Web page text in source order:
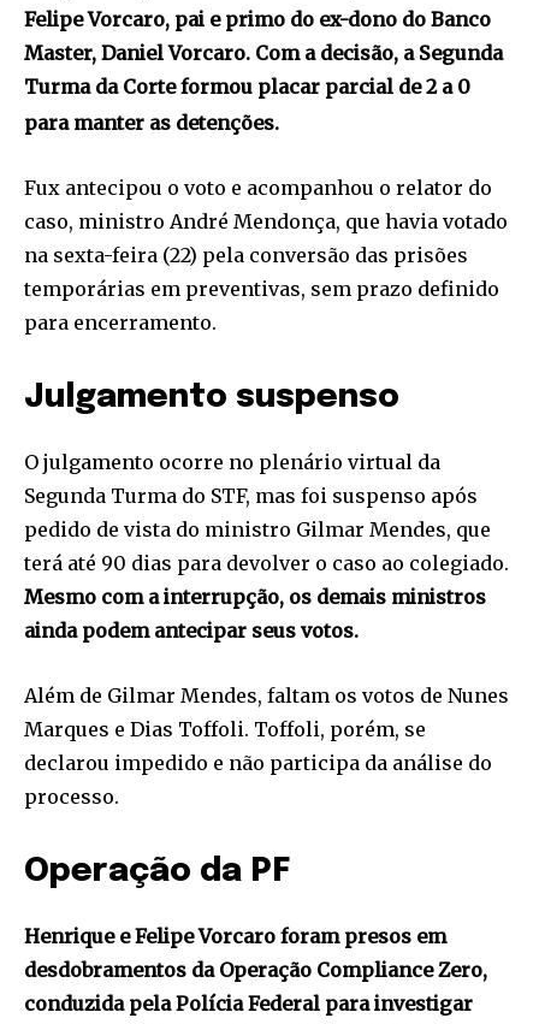
Felipe Vorcaro, pai e primo do ex-dono do Banco
Master, Daniel Vorcaro. Com a decisão, a Segunda
Turma da Corte formou placar parcial de 2 a 0
para manter as detenções.
Fux antecipou o voto e acompanhou o relator do
caso, ministro André Mendonça, que havia votado
na sexta-feira (22) pela conversão das prisões
temporárias em preventivas, sem prazo definido
para encerramento.
Julgamento suspenso
O julgamento ocorre no plenário virtual da
Segunda Turma do STF, mas foi suspenso após
pedido de vista do ministro Gilmar Mendes, que
terá até 90 dias para devolver o caso ao colegiado.
Mesmo com a interrupção, os demais ministros
ainda podem antecipar seus votos.
Além de Gilmar Mendes, faltam os votos de Nunes
Marques e Dias Toffoli. Toffoli, porém, se
declarou impedido e não participa da análise do
processo.
Operação da PF
Henrique e Felipe Vorcaro foram presos em
desdobramentos da Operação Compliance Zero,
conduzida pela Polícia Federal para investigar